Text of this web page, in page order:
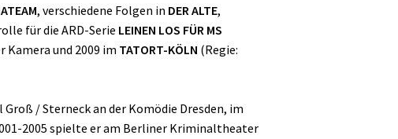
, verschiedene Folgen in DER ALTE,
für die ARD-Serie LEINEN LOS FÜR MS
Kamera und 2009 im TATORT-KÖLN (Regie:
/ Sterneck an der Komödie Dresden, im
2005 spielte er am Berliner Kriminaltheater